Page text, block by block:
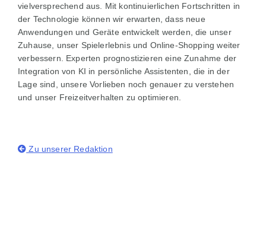
vielversprechend aus. Mit kontinuierlichen Fortschritten in
der Technologie können wir erwarten, dass neue
Anwendungen und Geräte entwickelt werden, die unser
Zuhause, unser Spielerlebnis und Online-Shopping weiter
verbessern. Experten prognostizieren eine Zunahme der
Integration von KI in persönliche Assistenten, die in der
Lage sind, unsere Vorlieben noch genauer zu verstehen
und unser Freizeitverhalten zu optimieren.
Zu unserer Redaktion